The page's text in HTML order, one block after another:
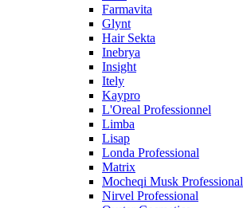
Farmavita
Glynt
Hair Sekta
Inebrya
Insight
Itely
Kaypro
L'Oreal Professionnel
Limba
Lisap
Londa Professional
Matrix
Mocheqi Musk Professional
Nirvel Professional